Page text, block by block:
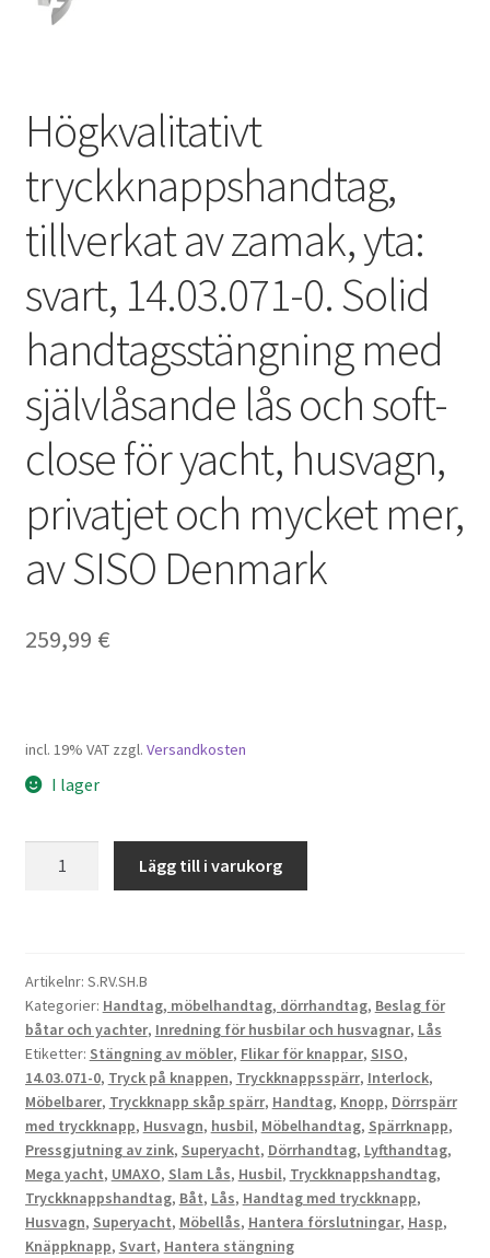
Högkvalitativt
tryckknappshandtag,
tillverkat av zamak, yta:
svart, 14.03.071-0. Solid
handtagsstängning med
självlåsande lås och soft-
close för yacht, husvagn,
privatjet och mycket mer,
av SISO Denmark
259,99 €
incl. 19% VAT zzgl. Versandkosten
I lager
tryckknappshandtag,
yta:
svart,
14.03.071-
0.
Solid
handtagsstängning
med
självlåsande
lås
och
Lägg till i varukorg
Artikelnr: S.RV.SH.B
Kategorier: Handtag, möbelhandtag, dörrhandtag, Beslag för
båtar och yachter, Inredning för husbilar och husvagnar, Lås
Etiketter: Stängning av möbler, Flikar för knappar, SISO,
14.03.071-0, Tryck på knappen, Tryckknappsspärr, Interlock,
Möbelbarer, Tryckknapp skåp spärr, Handtag, Knopp, Dörrspärr
med tryckknapp, Husvagn, husbil, Möbelhandtag, Spärrknapp,
Pressgjutning av zink, Superyacht, Dörrhandtag, Lyfthandtag,
Mega yacht, UMAXO, Slam Lås, Husbil, Tryckknappshandtag,
Tryckknappshandtag, Båt, Lås, Handtag med tryckknapp,
Husvagn, Superyacht, Möbellås, Hantera förslutningar, Hasp,
Knäppknapp, Svart, Hantera stängning